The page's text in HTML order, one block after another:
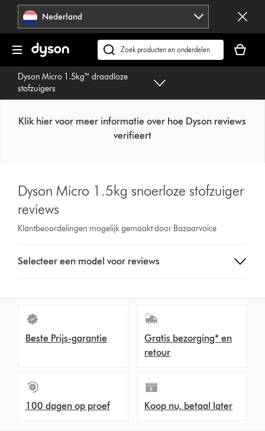
Navigatie
overslaan
Nederland
Zoek
op
dyson.nl
is
Dyson Micro 1.5kg™ draadloze
stofzuigers
Klik hier voor meer informatie over hoe Dyson reviews
verifieert
Dyson Micro 1.5kg snoerloze stofzuiger
reviews
Klantbeoordelingen mogelijk gemaakt door Bazaarvoice
a
show
that
model
below
Selecteer een model voor reviews
Beste Prijs-garantie
Gratis bezorging* en
retour
100 dagen op proef Koop nu, betaal later